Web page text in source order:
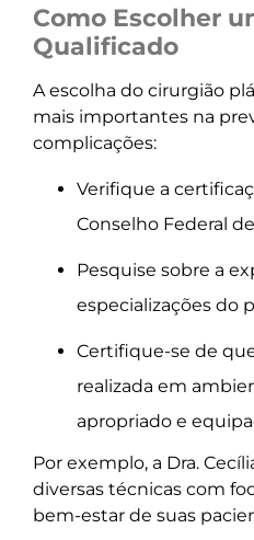
Como Escolher
Qualificado
A escolha do cirurgião
mais importantes na
complicações:
Verifique a
Conselho Federal
Pesquise sobre a
especializações do
Certifique-se de
realizada em
apropriado e
Por exemplo, a Dra.
diversas técnicas com
bem-estar de suas